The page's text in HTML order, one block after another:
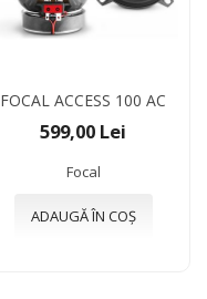
FOCAL ACCESS 100 AC
599,00 Lei
Focal
ADAUGĂ ÎN COȘ